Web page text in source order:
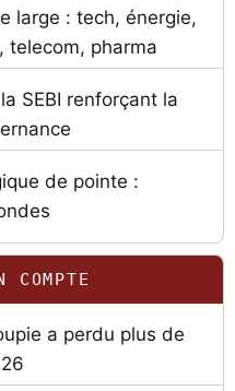
large : tech, énergie,
telecom, pharma
SEBI renforçant la
de pointe :
COMPTE
a perdu plus de